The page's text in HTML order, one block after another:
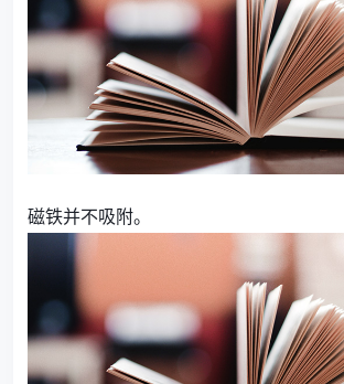
磁铁并不吸附。